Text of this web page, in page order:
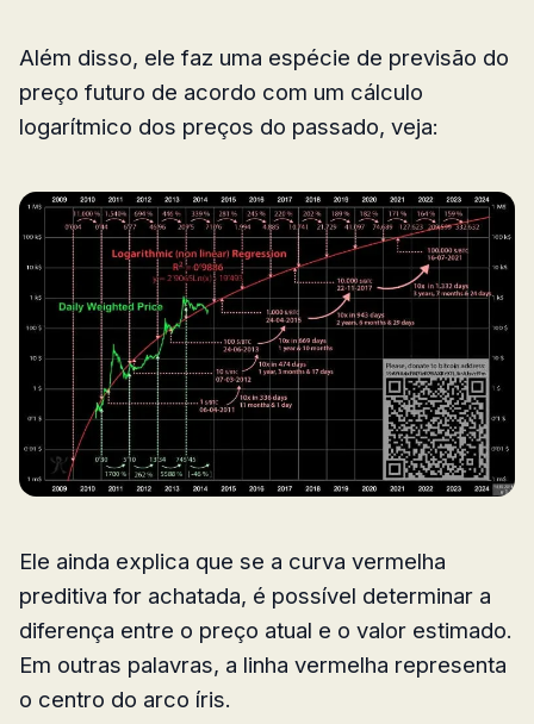
Além disso, ele faz uma espécie de previsão do
preço futuro de acordo com um cálculo
logarítmico dos preços do passado, veja:
Ele ainda explica que se a curva vermelha
preditiva for achatada, é possível determinar a
diferença entre o preço atual e o valor estimado.
Em outras palavras, a linha vermelha representa
o centro do arco íris.